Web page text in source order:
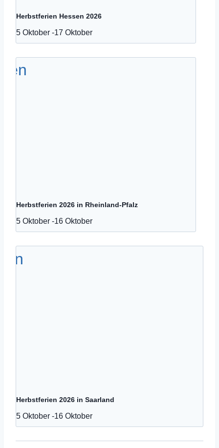
Herbstferien Hessen 2026
5 Oktober -17 Oktober
Herbstferien 2026 in Rheinland-Pfalz
5 Oktober -16 Oktober
Herbstferien 2026 in Saarland
5 Oktober -16 Oktober